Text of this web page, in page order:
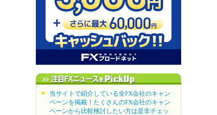
当サイトで紹介している全FX会社のキャン
ペーンを掲載！たくさんのFX会社のキャン
ペーンから比較検討したい方は是非チェッ